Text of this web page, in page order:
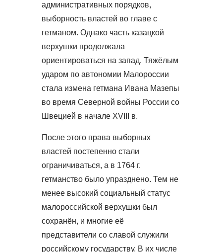
административных порядков,
выборность властей во главе с
гетманом. Однако часть казацкой
верхушки продолжала
ориентироваться на запад. Тяжёлым
ударом по автономии Малороссии
стала измена гетмана Ивана Мазепы
во время Северной войны России со
Швецией в начале XVIII в.
После этого права выборных
властей постепенно стали
ограничиваться, а в 1764 г.
гетманство было упразднено. Тем не
менее высокий социальный статус
малороссийской верхушки был
сохранён, и многие её
представители со славой служили
российскому государству. В их числе